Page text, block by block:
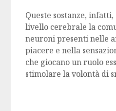
Queste sostanze,
livello cerebrale la
neuroni presenti nelle
piacere e nella
che giocano un ruolo
stimolare la volontà di